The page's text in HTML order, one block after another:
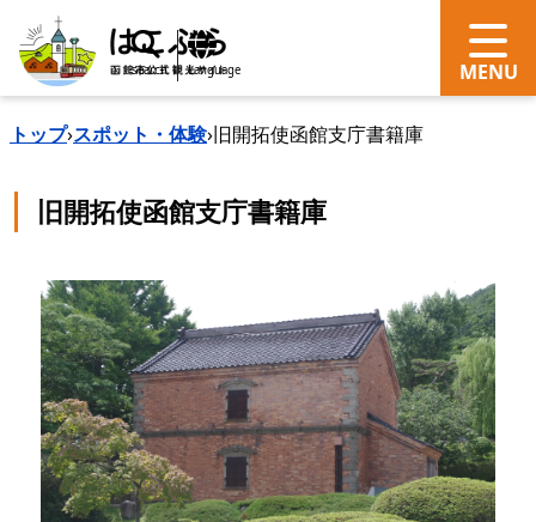
search Language
トップ›スポット・体験›旧開拓使函館支庁書籍庫
旧開拓使函館支庁書籍庫